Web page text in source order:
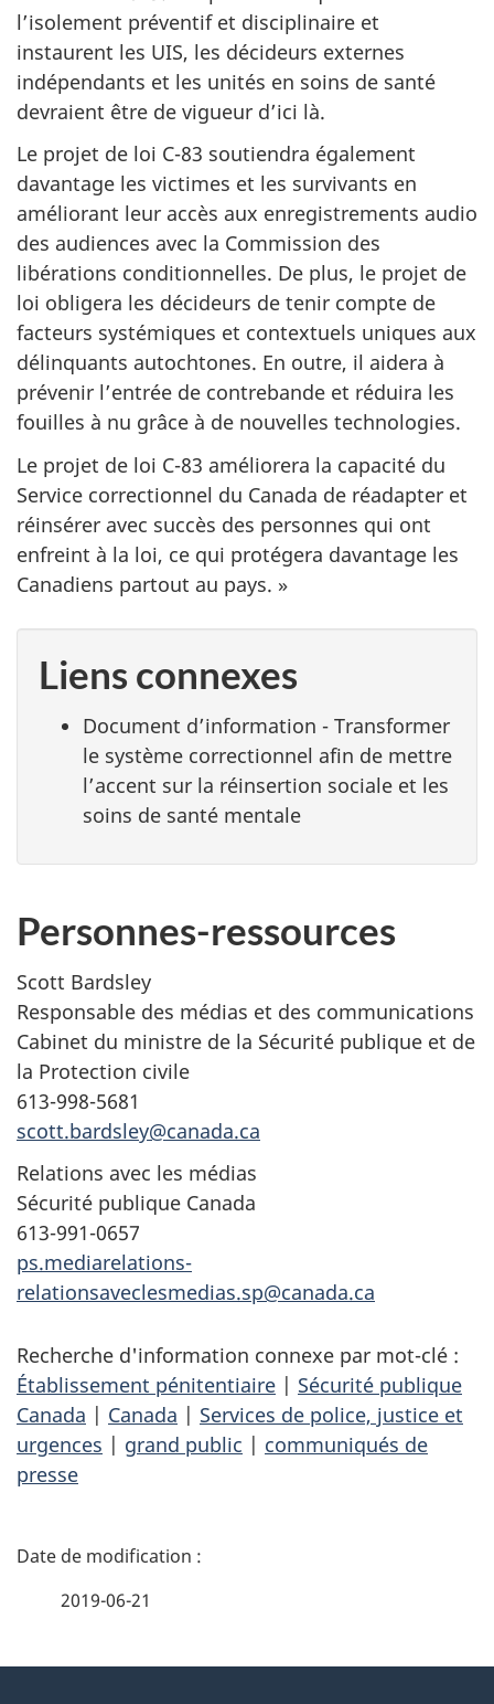
l’isolement préventif et disciplinaire et
instaurent les UIS, les décideurs externes
indépendants et les unités en soins de santé
devraient être de vigueur d’ici là.
Le projet de loi C-83 soutiendra également
davantage les victimes et les survivants en
améliorant leur accès aux enregistrements audio
des audiences avec la Commission des
libérations conditionnelles. De plus, le projet de
loi obligera les décideurs de tenir compte de
facteurs systémiques et contextuels uniques aux
délinquants autochtones. En outre, il aidera à
prévenir l’entrée de contrebande et réduira les
fouilles à nu grâce à de nouvelles technologies.
Le projet de loi C-83 améliorera la capacité du
Service correctionnel du Canada de réadapter et
réinsérer avec succès des personnes qui ont
enfreint à la loi, ce qui protégera davantage les
Canadiens partout au pays. »
Liens connexes
Document d’information - Transformer
le système correctionnel afin de mettre
l’accent sur la réinsertion sociale et les
soins de santé mentale
Personnes-ressources
Scott Bardsley
Responsable des médias et des communications
Cabinet du ministre de la Sécurité publique et de
la Protection civile
613-998-5681
scott.bardsley@canada.ca
Relations avec les médias
Sécurité publique Canada
613-991-0657
ps.mediarelations-
relationsaveclesmedias.sp@canada.ca
Recherche d'information connexe par mot-clé :
Établissement pénitentiaire | Sécurité publique
Canada | Canada | Services de police, justice et
urgences | grand public | communiqués de
presse
D
2019-06-21